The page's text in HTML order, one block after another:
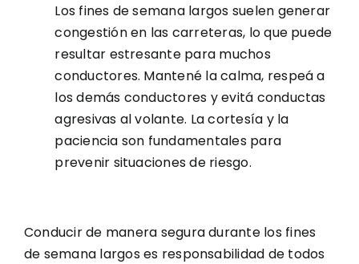
Los fines de semana largos suelen generar
congestión en las carreteras, lo que puede
resultar estresante para muchos
conductores. Mantené la calma, respeá a
los demás conductores y evitá conductas
agresivas al volante. La cortesía y la
paciencia son fundamentales para
prevenir situaciones de riesgo.
Conducir de manera segura durante los fines
de semana largos es responsabilidad de todos